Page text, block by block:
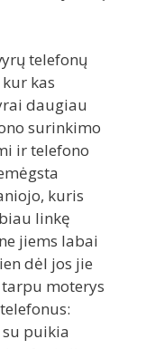
telefonų
kas
daugiau
surinkimo
ir telefono
kuris
linkę
jiems labai
dėl jos jie
moterys
puikia